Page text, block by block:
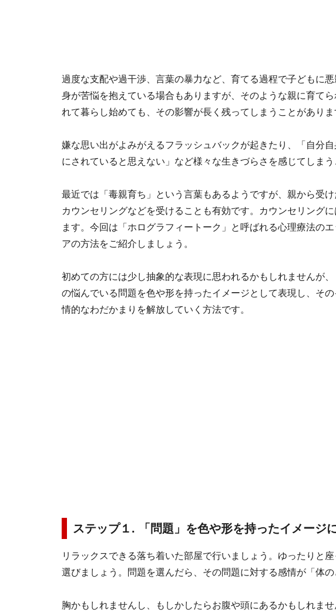
過度な支配や過干渉、言葉の暴力など、育てる過程で子どもに
身が苦悩を抱えている場合もありますが、そのような親に育て
れて暮らし始めても、その影響が長く残ってしまうことがありま
嫌な思い出がよみがえるフラッシュバックが起きたり、「自分
にされていると思えない」など様々な生きづらさを感じてしまう
最近では「毒親育ち」という言葉もあるようですが、親から受
カウンセリングなどを受けることも有効です。カウンセリング
ます。今回は「ホログラフィートーク」と呼ばれる心理療法の
アの方法をご紹介しましょう。
初めての方には少し抽象的な表現に思われるかもしれませんが
の悩んでいる問題を色や形を持ったイメージとして表現し、そ
情的なわだかまりを解放していく方法です。
ステップ１. 「問題」を色や形を持ったイメージ
リラックスできる落ち着いた部屋で行いましょう。ゆったりと
選びましょう。問題を選んだら、その問題に対する感情が「体の
胸かもしれませんし、もしかしたらお腹や頭にあるかもしれま